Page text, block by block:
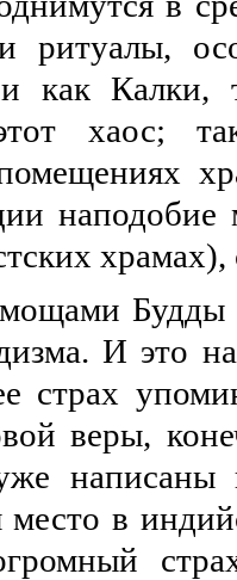
и как Калки,
хаос;
наподобие
Будды
И это
страх
веры,
написаны
в